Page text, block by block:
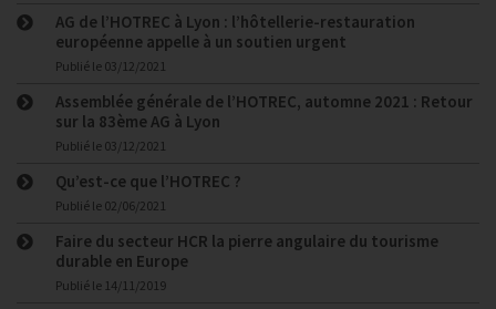
AG de l’HOTREC à Lyon : l’hôtellerie-restauration
européenne appelle à un soutien urgent
Publié le 03/12/2021
Assemblée générale de l’HOTREC, automne 2021 : Retour
sur la 83ème AG à Lyon
Publié le 03/12/2021
Qu’est-ce que l’HOTREC ?
Publié le 02/06/2021
Faire du secteur HCR la pierre angulaire du tourisme
durable en Europe
Publié le 14/11/2019